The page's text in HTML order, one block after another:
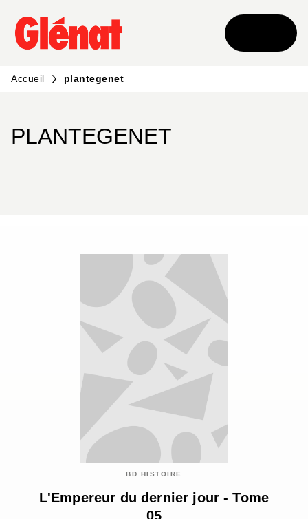
MENU RECHERCHE CONTENU
PIED DE PAGE
Accueil plantegenet
PLANTEGENET
BD HISTOIRE
L'Empereur du dernier jour - Tome
05